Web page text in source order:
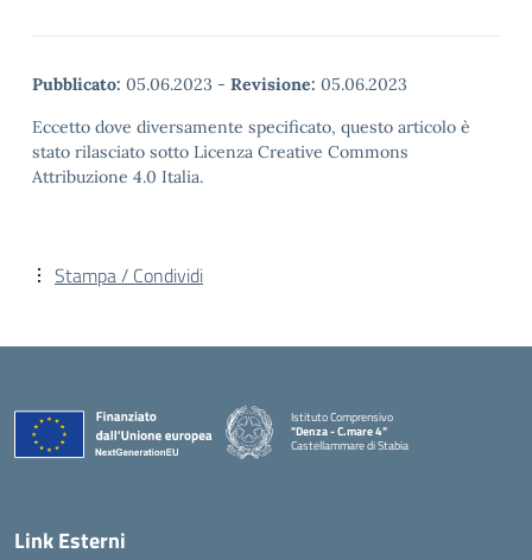
Pubblicato: 05.06.2023 - Revisione: 05.06.2023
Eccetto dove diversamente specificato, questo articolo è
stato rilasciato sotto Licenza Creative Commons
Attribuzione 4.0 Italia.
Stampa / Condividi
Istituto Comprensivo
"Denza - C.mare 4"
Castellammare di Stabia
Link Esterni